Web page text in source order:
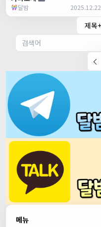
달밤 2025.12.22
메뉴